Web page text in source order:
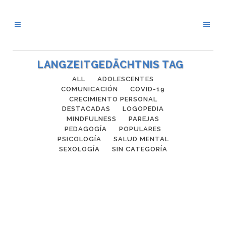
LANGZEITGEDÄCHTNIS TAG
ALL
ADOLESCENTES
COMUNICACIÓN
COVID-19
CRECIMIENTO PERSONAL
DESTACADAS
LOGOPEDIA
MINDFULNESS
PAREJAS
PEDAGOGÍA
POPULARES
PSICOLOGÍA
SALUD MENTAL
SEXOLOGÍA
SIN CATEGORÍA